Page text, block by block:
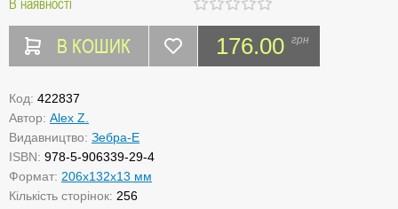
В КОШИК 176.00 грн
Код: 422837
Автор: Alex Z.
Видавництво: Зебра-Е
ISBN: 978-5-906339-29-4
Формат: 206x132x13 мм
Кількість сторінок: 256